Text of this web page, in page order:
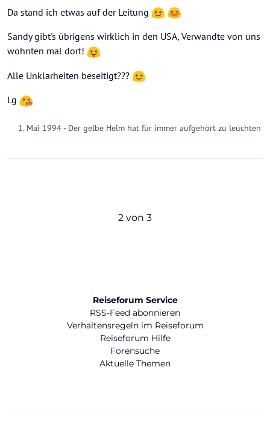
Da stand ich etwas auf der Leitung
Sandy gibt's übrigens wirklich in den USA, Verwandte von uns
wohnten mal dort!
Alle Unklarheiten beseitigt???
Lg
Mai 1994 - Der gelbe Helm hat für immer aufgehört zu leuchten
2 von 3
Reiseforum Service
RSS-Feed abonnieren
Verhaltensregeln im Reiseforum
Reiseforum Hilfe
Forensuche
Aktuelle Themen